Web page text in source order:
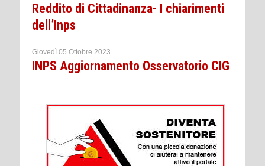
Reddito di Cittadinanza- I chiarimenti
dell’Inps
Giovedì 05 Ottobre 2023
INPS Aggiornamento Osservatorio CIG